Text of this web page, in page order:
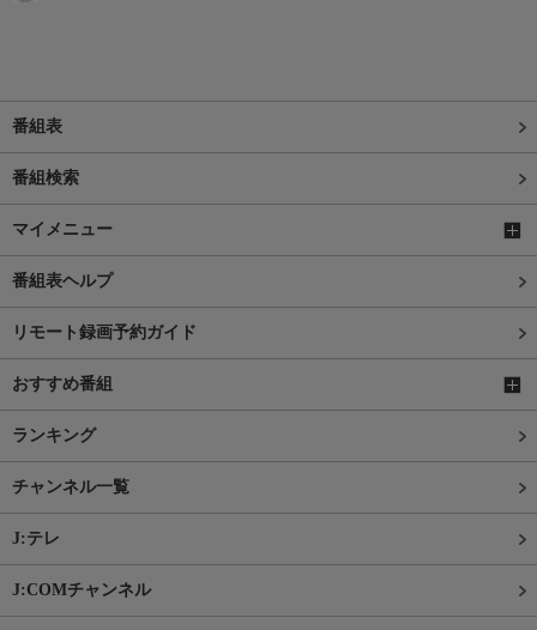
番組表
番組検索
マイメニュー
番組表ヘルプ
リモート録画予約ガイド
おすすめ番組
ランキング
チャンネル一覧
J:テレ
J:COMチャンネル